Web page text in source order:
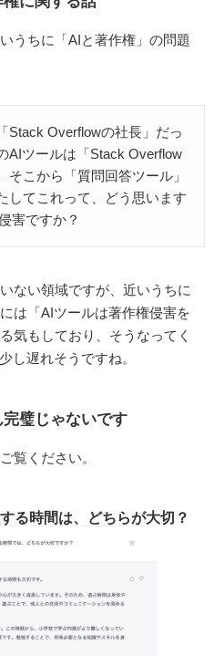
うちに「AIと著作権」の問題
Stack Overflowの社長」だっ
AIツールは「Stack Overflow
そこから「質問回答ツール」
してこれって、どう思います
害ですか？
ない領域ですが、近いうちに
は「AIツールは著作権侵害を
気もしており、そうなってく
し遅れそうですね。
璧じゃないです
覧ください。
る時間は、どちらが大切？